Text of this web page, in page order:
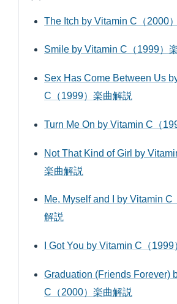
The Itch by Vitamin C（2000
Smile by Vitamin C（1999）
Sex Has Come Between Us
C（1999）楽曲解説
Turn Me On by Vitamin C（
Not That Kind of Girl by
楽曲解説
Me, Myself and I by Vitamin C
解説
I Got You by Vitamin C（
Graduation (Friends Forever)
C（2000）楽曲解説